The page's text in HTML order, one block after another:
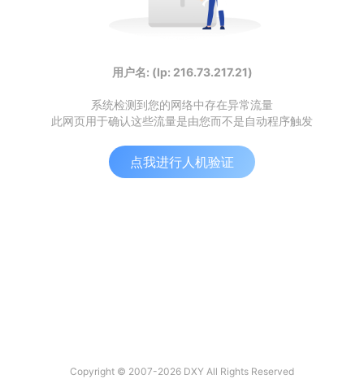
用户名: (Ip: 216.73.217.21)
系统检测到您的网络中存在异常流量
此网页用于确认这些流量是由您而不是自动程序触发
点我进行人机验证
Copyright © 2007-2026 DXY All Rights Reserved